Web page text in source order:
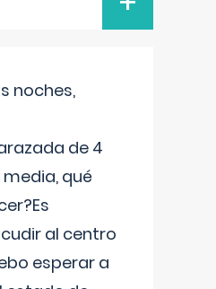
noches,
de 4
qué
al centro
esperar a